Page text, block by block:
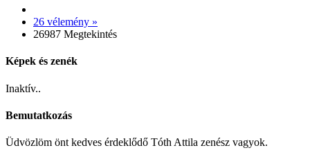
26 vélemény »
26987 Megtekintés
Képek és zenék
Inaktív..
Bemutatkozás
Üdvözlöm önt kedves érdeklődő Tóth Attila zenész vagyok.